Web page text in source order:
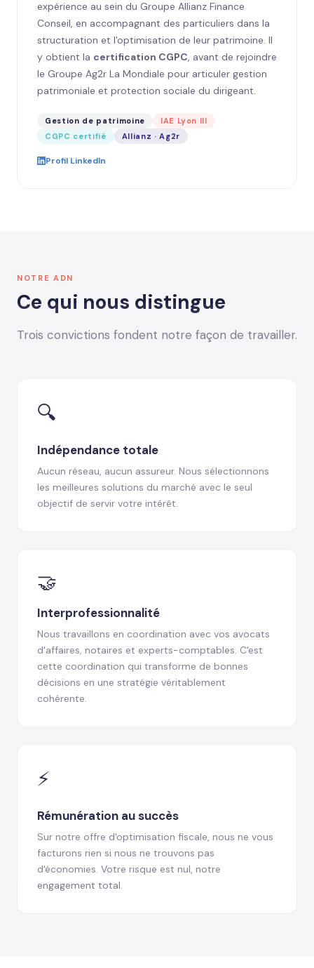
expérience au sein du Groupe Allianz Finance
Conseil, en accompagnant des particuliers dans la
structuration et l'optimisation de leur patrimoine. Il
y obtient la certification CGPC, avant de rejoindre
le Groupe Ag2r La Mondiale pour articuler gestion
patrimoniale et protection sociale du dirigeant.
Gestion de patrimoine
IAE Lyon III
CGPC certifié
Allianz · Ag2r
Profil LinkedIn
NOTRE ADN
Ce qui nous distingue
Trois convictions fondent notre façon de travailler.
🔍
Indépendance totale
Aucun réseau, aucun assureur. Nous sélectionnons
les meilleures solutions du marché avec le seul
objectif de servir votre intérêt.
🤝
Interprofessionnalité
Nous travaillons en coordination avec vos avocats
d'affaires, notaires et experts-comptables. C'est
cette coordination qui transforme de bonnes
décisions en une stratégie véritablement
cohérente.
⚡
Rémunération au succès
Sur notre offre d'optimisation fiscale, nous ne vous
facturons rien si nous ne trouvons pas
d'économies. Votre risque est nul, notre
engagement total.